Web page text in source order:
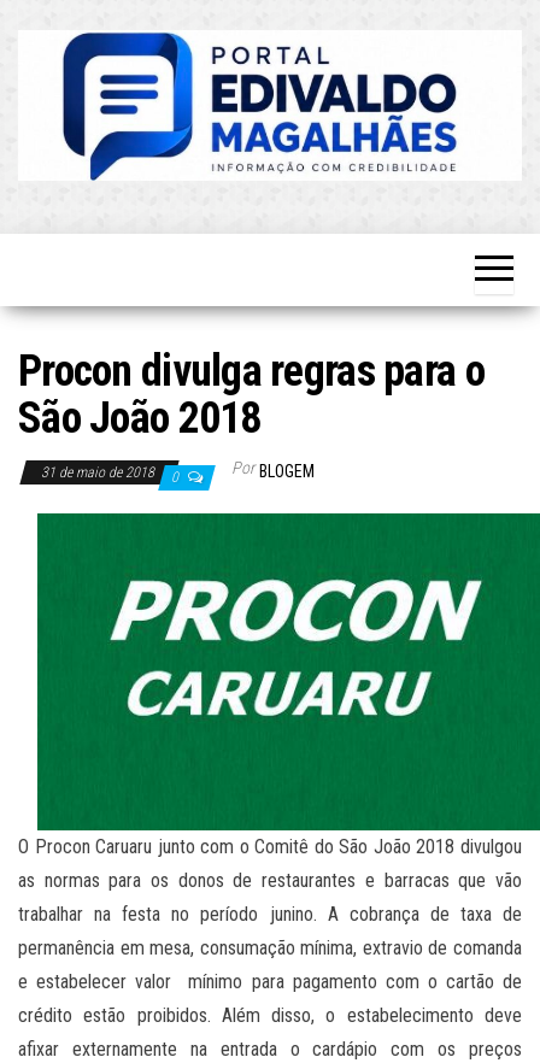
Atualizado!
Procon divulga regras para o
São João 2018
31 de maio de 2018 0 Por BLOGEM
O Procon Caruaru junto com o Comitê do São João 2018 divulgou
as normas para os donos de restaurantes e barracas que vão
trabalhar na festa no período junino. A cobrança de taxa de
permanência em mesa, consumação mínima, extravio de comanda
e estabelecer valor mínimo para pagamento com o cartão de
crédito estão proibidos. Além disso, o estabelecimento deve
afixar externamente na entrada o cardápio com os preços